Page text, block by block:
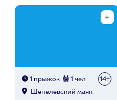
1 прыжок 1 чел 14+
Шепелевский маяк